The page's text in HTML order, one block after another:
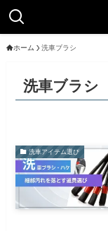
ホーム 洗車ブラシ
洗車ブラシ
洗車アイテム選び